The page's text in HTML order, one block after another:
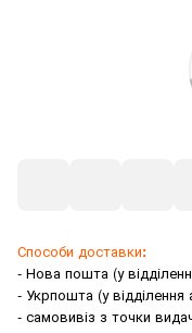
Способи доставки:
- Нова пошта (у
- Укрпошта (у
- самовивіз з точки